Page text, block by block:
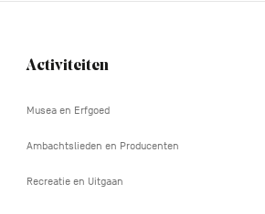
Navigation
Activiteiten
Musea en Erfgoed
Ambachtslieden en Producenten
Recreatie en Uitgaan